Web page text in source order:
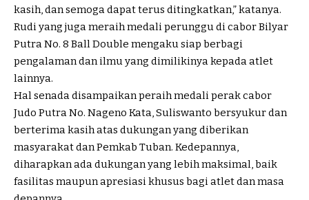
kasih, dan semoga dapat terus ditingkatkan,” katanya.
Rudi yang juga meraih medali perunggu di cabor Bilyar
Putra No. 8 Ball Double mengaku siap berbagi
pengalaman dan ilmu yang dimilikinya kepada atlet
lainnya.
Hal senada disampaikan peraih medali perak cabor
Judo Putra No. Nageno Kata, Suliswanto bersyukur dan
berterima kasih atas dukungan yang diberikan
masyarakat dan Pemkab Tuban. Kedepannya,
diharapkan ada dukungan yang lebih maksimal, baik
fasilitas maupun apresiasi khusus bagi atlet dan masa